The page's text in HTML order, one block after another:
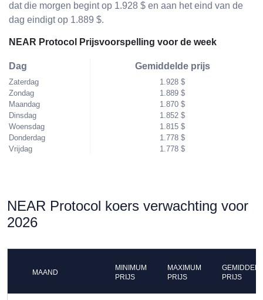
dat die morgen begint op 1.928 $ en aan het eind van de
dag eindigt op 1.889 $.
NEAR Protocol Prijsvoorspelling voor de week
Dag
Zaterdag
Zondag
Maandag
Dinsdag
Woensdag
Donderdag
Vrijdag
Gemiddelde prijs
1.928 $
1.889 $
1.870 $
1.852 $
1.815 $
1.778 $
1.778 $
NEAR Protocol koers verwachting voor
2026
MAAND
MINIMUM
PRIJS
MAXIMUM
PRIJS
PRIJS